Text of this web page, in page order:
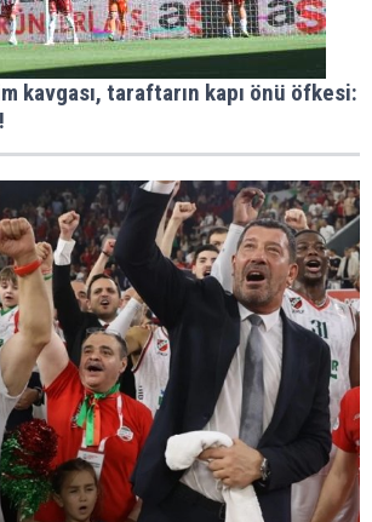
kavgası, taraftarın kapı önü öfkesi: